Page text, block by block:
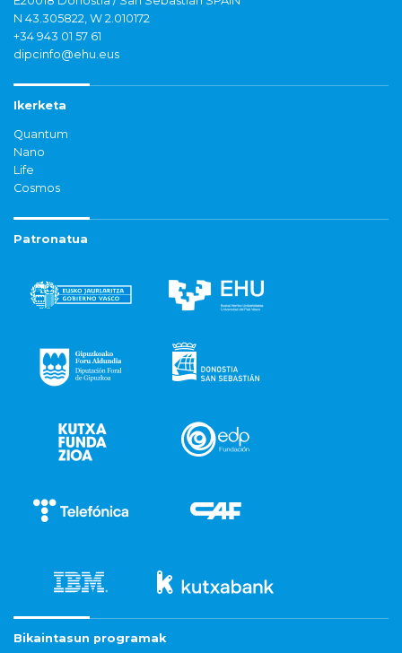
N 43.305822, W 2.010172
+34 943 01 57 61
dipcinfo@ehu.eus
Ikerketa
Quantum
Nano
Life
Cosmos
Patronatua
Bikaintasun programak